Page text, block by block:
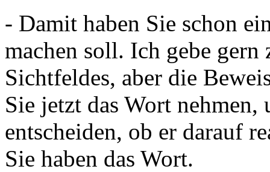
- Damit haben Sie schon
machen soll. Ich gebe gern
Sichtfeldes, aber die
Sie jetzt das Wort
entscheiden, ob er darauf
Sie haben das Wort.